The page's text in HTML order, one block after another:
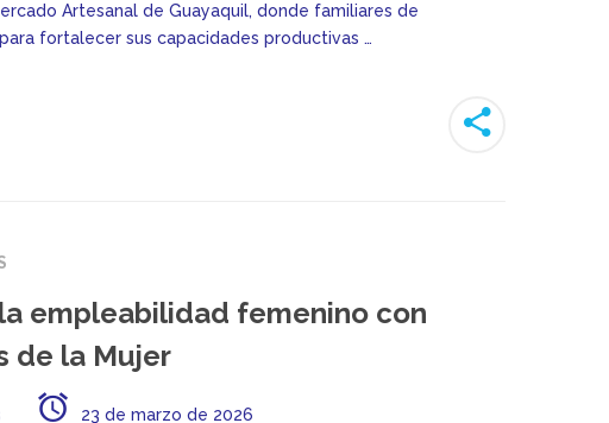
Artesanal de Guayaquil, donde familiares de
fortalecer sus capacidades productivas …
empleabilidad femenino con
de la Mujer
23 de marzo de 2026